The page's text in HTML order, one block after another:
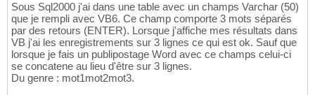
Sous Sql2000 j'ai dans une table avec un champs Varchar (50)
que je rempli avec VB6. Ce champ comporte 3 mots séparés
par des retours (ENTER). Lorsque j'affiche mes résultats dans
VB j'ai les enregistrements sur 3 lignes ce qui est ok. Sauf que
lorsque je fais un publipostage Word avec ce champs celui-ci
se concatene au lieu d'être sur 3 lignes.
Du genre : mot1mot2mot3.